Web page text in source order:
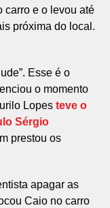
carro e o levou até
próxima do local.
Esse é o
o momento
Lopes teve o
Sérgio
prestou os
apagar as
Caio no carro